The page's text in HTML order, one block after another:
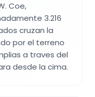
Coe,
3.216
cruzan la
por el terreno
a traves del
desde la cima.